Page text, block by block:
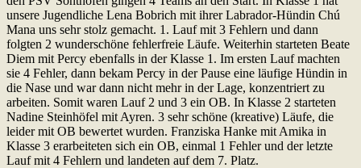
unsere Jugendliche Lena Bobrich mit ihrer Labrador-Hündin Chú
Mana uns sehr stolz gemacht. 1. Lauf mit 3 Fehlern und dann
folgten 2 wunderschöne fehlerfreie Läufe. Weiterhin starteten Beate
Diem mit Percy ebenfalls in der Klasse 1. Im ersten Lauf machten
sie 4 Fehler, dann bekam Percy in der Pause eine läufige Hündin in
die Nase und war dann nicht mehr in der Lage, konzentriert zu
arbeiten. Somit waren Lauf 2 und 3 ein OB. In Klasse 2 starteten
Nadine Steinhöfel mit Ayren. 3 sehr schöne (kreative) Läufe, die
leider mit OB bewertet wurden. Franziska Hanke mit Amika in
Klasse 3 erarbeiteten sich ein OB, einmal 1 Fehler und der letzte
Lauf mit 4 Fehlern und landeten auf dem 7. Platz.